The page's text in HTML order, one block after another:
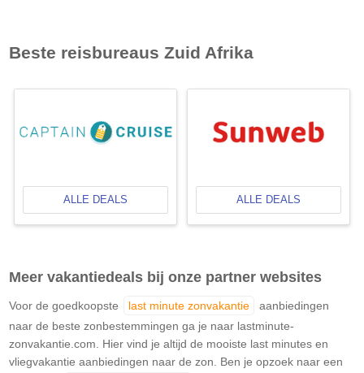
Beste reisbureaus Zuid Afrika
ALLE DEALS ALLE DEALS
Meer vakantiedeals bij onze partner websites
Voor de goedkoopste last minute zonvakantie
aanbiedingen
naar de beste zonbestemmingen ga je naar lastminute-
zonvakantie.com. Hier vind je altijd de mooiste last minutes en
vliegvakantie aanbiedingen naar de zon. Ben je opzoek naar een